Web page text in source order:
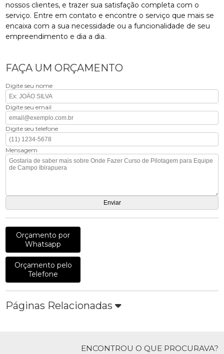
nossos clientes, e trazer sua satisfação completa com o
serviço. Entre em contato e encontre o serviço que mais se
encaixa com a sua necessidade ou a funcionalidade de seu
empreendimento e dia a dia.
FAÇA UM ORÇAMENTO
Digite seu nome
Digite seu email
Digite seu telefone
Mensagem
Orçamento por
Whatsapp
Orçamento pelo
Telefone
Páginas Relacionadas
ENCONTROU O QUE PROCURAVA?